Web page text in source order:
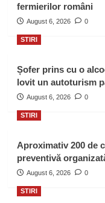
fermierilor români
August 6, 2026 0
STIRI
Șofer prins cu o
lovit un autoturism
August 6, 2026 0
STIRI
Aproximativ 200 de
preventivă
August 6, 2026 0
STIRI